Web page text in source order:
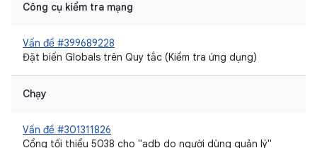
Công cụ kiểm tra mạng
Vấn đề #399689228
Đặt biến Globals trên Quy tắc (Kiểm tra ứng dụng)
Chạy
Vấn đề #301311826
Cổng tối thiểu 5038 cho "adb do người dùng quản lý"